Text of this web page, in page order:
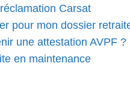
Carsat
pour mon dossier
une attestation AVPF ?
en maintenance